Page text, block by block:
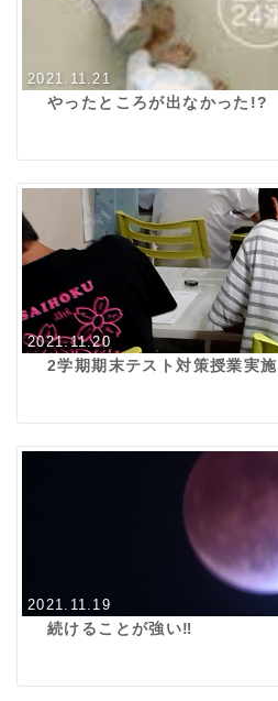
2021.11.21
やったところが出なかった!?
2021.11.20
2学期期末テスト対策授業実施
2021.11.19
続けることが強い‼